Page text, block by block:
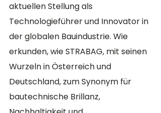
aktuellen Stellung als
Technologieführer und Innovator in
der globalen Bauindustrie. Wie
erkunden, wie STRABAG, mit seinen
Wurzeln in Österreich und
Deutschland, zum Synonym für
bautechnische Brillanz,